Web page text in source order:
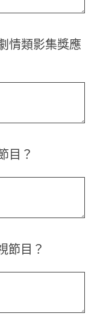
情類影集獎應
目？
節目？